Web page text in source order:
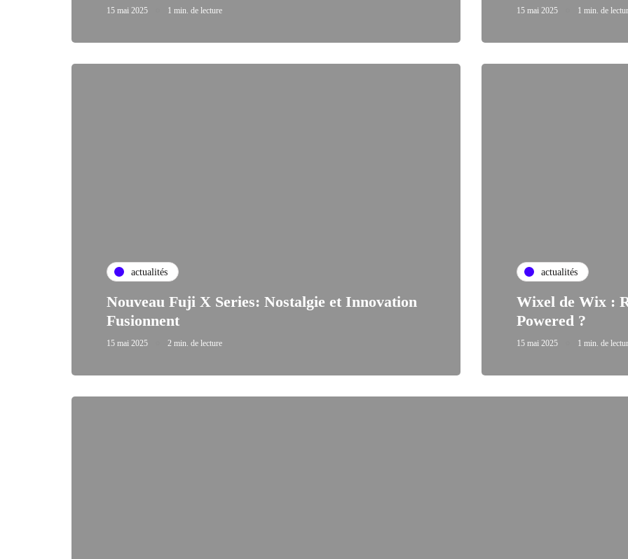
15 mai 2025 1 min. de lecture 15 mai 2025 1 min. de
actualités
Nouveau Fuji X Series: Nostalgie et Innovation
Fusionnent
15 mai 2025 2 min. de lecture
actualités
Wixel de Wix :
Powered ?
15 mai 2025 1 min. de